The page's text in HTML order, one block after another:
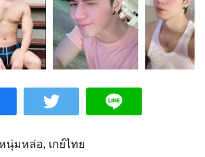
นุ่มหล่อ, เกย์ไทย